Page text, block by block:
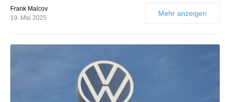
Frank Malcov
19. Mai 2025
Mehr anzeigen